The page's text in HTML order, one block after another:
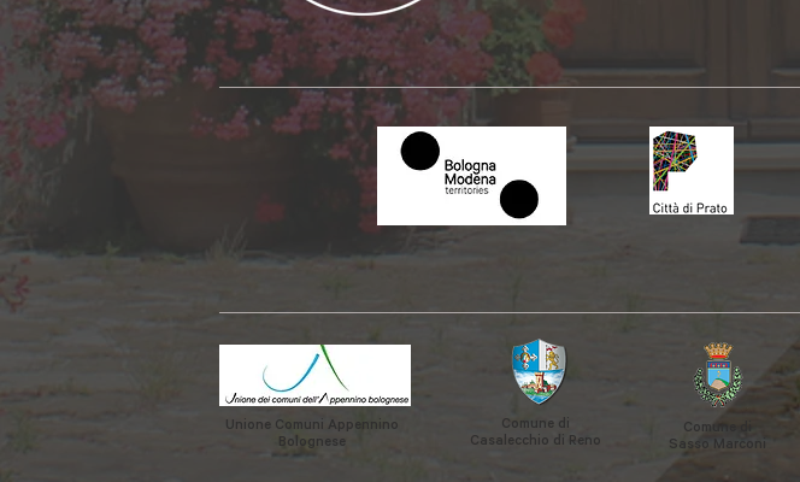
Unione Comuni Appennino
Bolognese
Comune di
Casalecchio di Reno
Comune di
Sasso Marconi